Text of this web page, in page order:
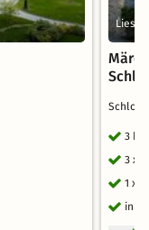
3
3 x
1 x
inkl.